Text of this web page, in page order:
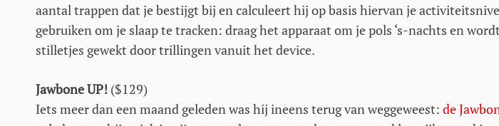
aantal trappen dat je bestijgt bij en calculeert hij op basis hiervan je
gebruiken om je slaap te tracken: draag het apparaat om je pols ‘s-nachts en
stilletjes gewekt door trillingen vanuit het device.
Jawbone UP! ($129)
Iets meer dan een maand geleden was hij ineens terug van weggeweest: de